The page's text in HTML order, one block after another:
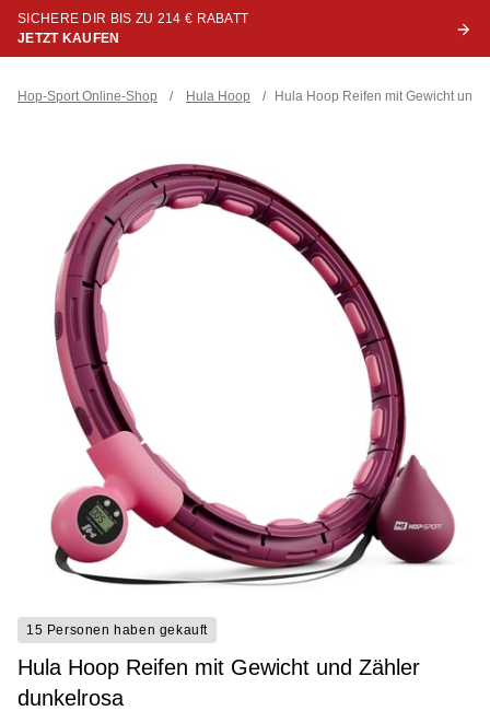
SICHERE DIR BIS ZU 214 € RABATT
JETZT KAUFEN
Hop-Sport Online-Shop / Hula Hoop / Hula Hoop Reifen mit Gewicht und
15 Personen haben gekauft
Hula Hoop Reifen mit Gewicht und Zähler
dunkelrosa